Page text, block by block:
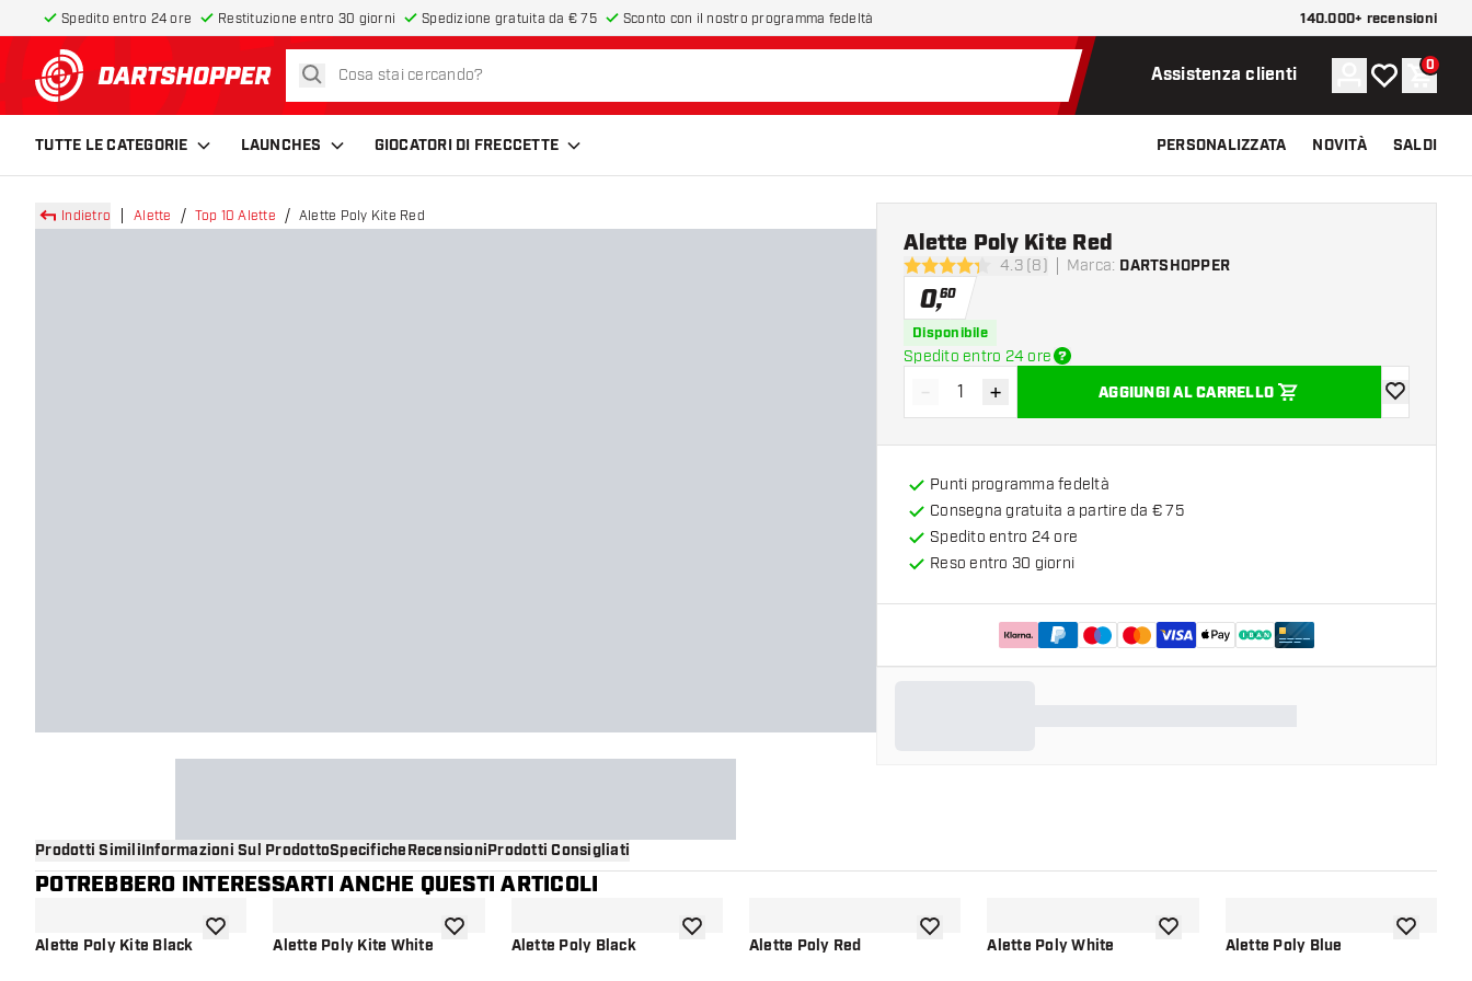
Spedito entro 24 ore Restituzione entro 30 giorni Spedizione gratuita da € 75 Sconto con il nostro programma fedeltà 140.000+ recensioni
torna alla home page
cerca Assistenza clienti Account
La mia lista
0
TUTTE LE CATEGORIE LAUNCHES GIOCATORI DI FRECCETTE PERSONALIZZATA NOVITÀ SALDI
Indietro Alette Top 10 Alette Alette Poly Kite Red
4.3 stelle di valutazione
4.3 (8) Marca: DARTSHOPPER
Alette Poly Kite Red
0,60
Disponibile
Spedito entro 24 ore
Diminuisci quantità
- Aumenta quantità
+ AGGIUNGI AL CARRELLO
aggiungi
Punti programma fedeltà
Consegna gratuita a partire da € 75
Spedito entro 24 ore
Reso entro 30 giorni
Prodotti SimiliInformazioni Sul ProdottoSpecificheRecensioniProdotti Consigliati
POTREBBERO INTERESSARTI ANCHE QUESTI ARTICOLI
Alette Poly Kite Black aggiungi alla lista dei desideri
Alette Poly Kite White aggiungi alla lista dei desideri
Alette Poly Black aggiungi alla lista dei desideri
Alette Poly Red aggiungi alla lista dei desideri
Alette Poly White aggiungi alla lista dei desideri
Alette Poly Blue aggiungi